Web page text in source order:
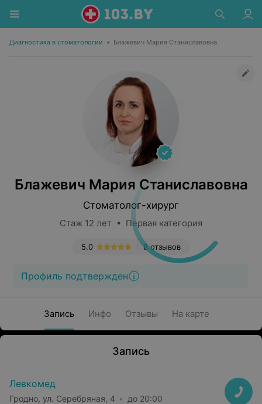
Диагностика в стоматологии • Блажевич Мария Станиславовна
Блажевич Мария Станиславовна
Стоматолог-хирург
Стаж 12 лет • Первая категория
8 отзывов
5.0
Профиль подтвержден
Запись Инфо Отзывы На карте
Запись
Левкомед
Гродно, ул. Серебряная, 4 до 20:00